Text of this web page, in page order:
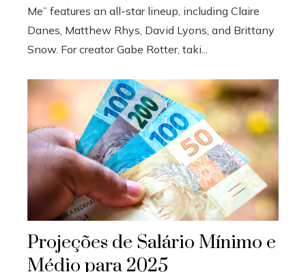
Me” features an all-star lineup, including Claire
Danes, Matthew Rhys, David Lyons, and Brittany
Snow. For creator Gabe Rotter, taki...
Projeções de Salário Mínimo e
Médio para 2025